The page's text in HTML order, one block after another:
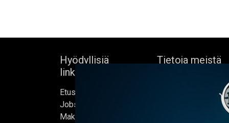
Hyödyllisiä
linkkejä
Etusivu
Jobs
Make Good
Tietoja meistä
Bock's Corner
itsenäinen panimo
sydämessä, joka
1890. Lähes